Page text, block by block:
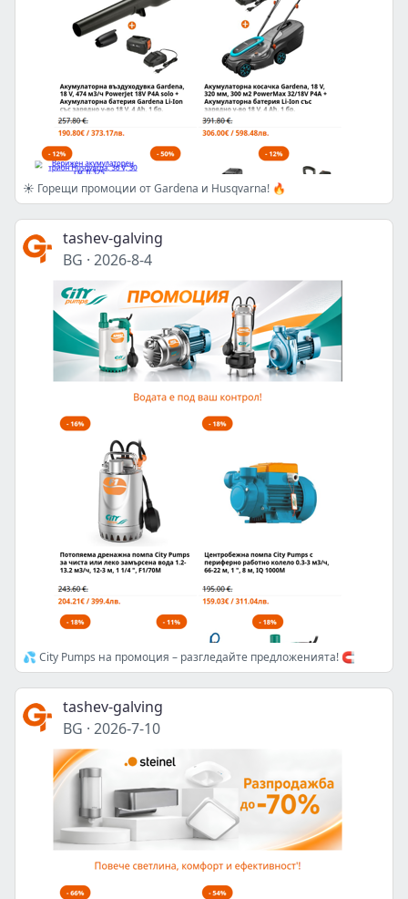
☀️ Горещи промоции от Gardena и Husqvarna! 🔥
tashev-galving
BG · 2026-8-4
💦 City Pumps на промоция – разгледайте предложенията! 🧲
tashev-galving
BG · 2026-7-10